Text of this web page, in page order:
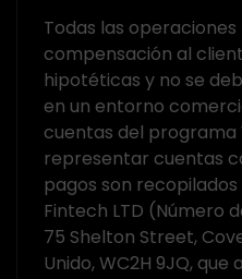
Todas las
compensación al
hipotéticas y no se
en un entorno
cuentas del
representar cuentas
pagos son
Fintech LTD (Número
75 Shelton Street,
Unido, WC2H 9JQ,